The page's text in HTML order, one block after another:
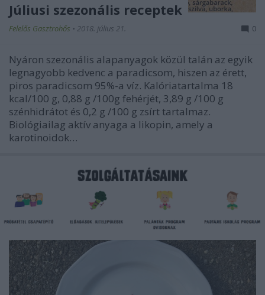
Júliusi szezonális receptek
Felelős Gasztrohős • 2018. július 21. 0
Nyáron szezonális alapanyagok közül talán az egyik
legnagyobb kedvenc a paradicsom, hiszen az érett,
piros paradicsom 95%-a víz. Kalóriatartalma 18
kcal/100 g, 0,88 g /100g fehérjét, 3,89 g /100 g
szénhidrátot és 0,2 g /100 g zsírt tartalmaz.
Biológiailag aktív anyaga a likopin, amely a
karotinoidok…